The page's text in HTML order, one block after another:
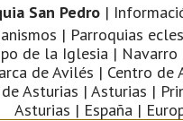
San Pedro|
| Parroquias
de la Iglesia | Navarro
de Avilés | Centro de
Asturias | Asturias |
Asturias | España |